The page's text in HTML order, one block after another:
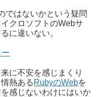
ではないかという疑問
クロソフトのWebサ
に違いない。
に不安を感じまくり
熱ある RubyのWebを
感じないわけにはいか